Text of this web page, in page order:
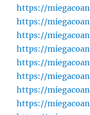
https://
https://
https://
https://
https://
https://
https://
https://